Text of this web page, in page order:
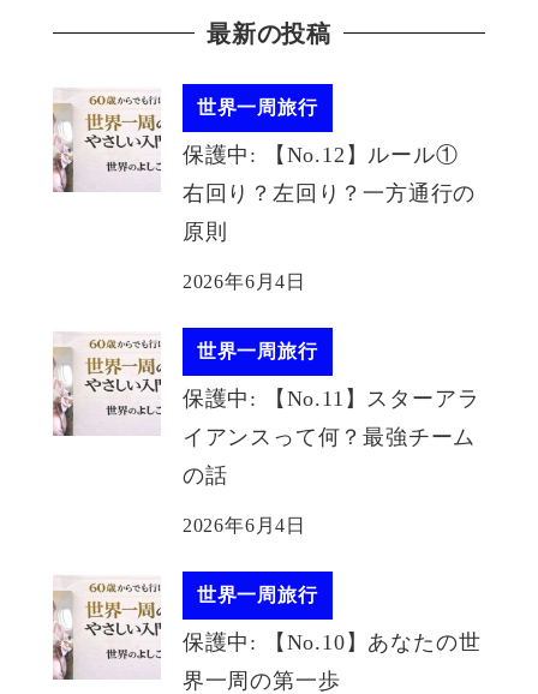
最新の投稿
世界一周旅行
保護中: 【No.12】ルール①
右回り？左回り？一方通行の
原則
2026年6月4日
世界一周旅行
保護中: 【No.11】スターアラ
イアンスって何？最強チーム
の話
2026年6月4日
世界一周旅行
保護中: 【No.10】あなたの世
界一周の第一歩